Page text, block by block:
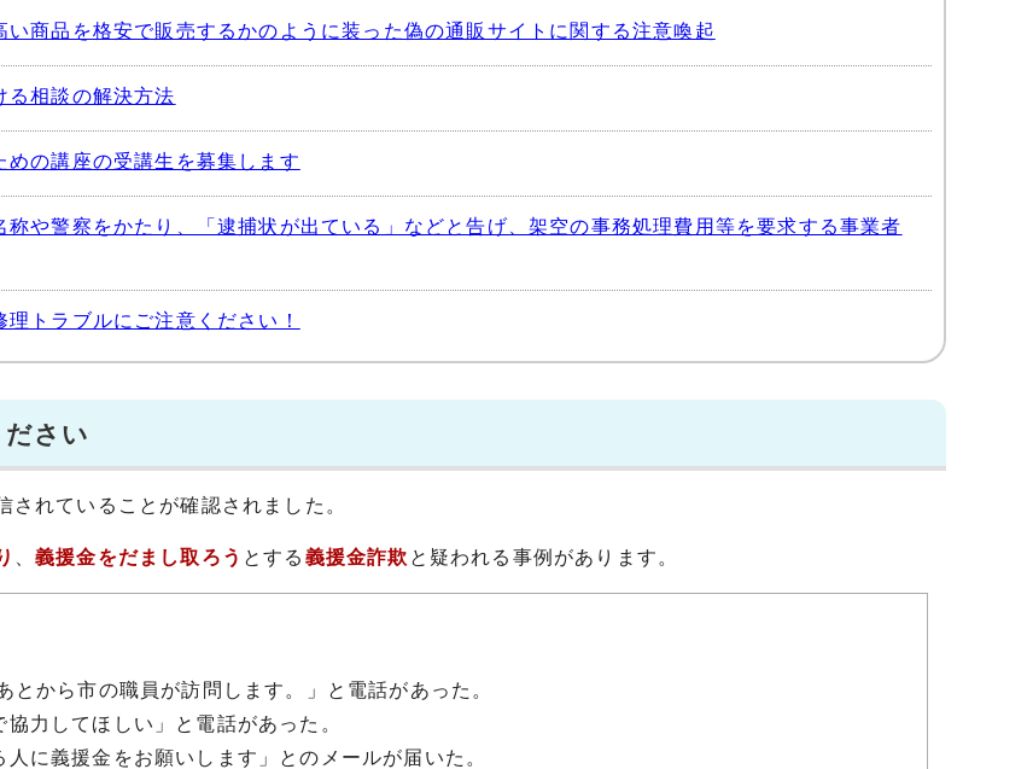
い商品を格安で販売するかのように装った偽の通販サイトに関する注意喚起
る相談の解決方法
めの講座の受講生を募集します
称や警察をかたり、「逮捕状が出ている」などと告げ、架空の事務処理費用等を要求する事業者
トラブルにご注意ください！
さい
されていることが確認されました。
、義援金をだまし取ろう とする 義援金詐欺 と疑われる事例があります。
から市の職員が訪問します。」と電話があった。
力してほしい」と電話があった。
に義援金をお願いします」とのメールが届いた。